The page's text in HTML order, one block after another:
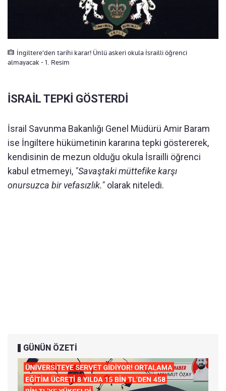
İngiltere’den tarihi karar! Ünlü askeri okula İsrailli öğrenci
almayacak - 1. Resim
İSRAİL TEPKİ GÖSTERDİ
İsrail Savunma Bakanlığı Genel Müdürü Amir Baram
ise İngiltere hükümetinin kararına tepki göstererek,
kendisinin de mezun olduğu okula İsrailli öğrenci
kabul etmemeyi, "Savaştaki müttefike karşı
onursuzca bir vefasızlık." olarak niteledi.
GÜNÜN ÖZETİ